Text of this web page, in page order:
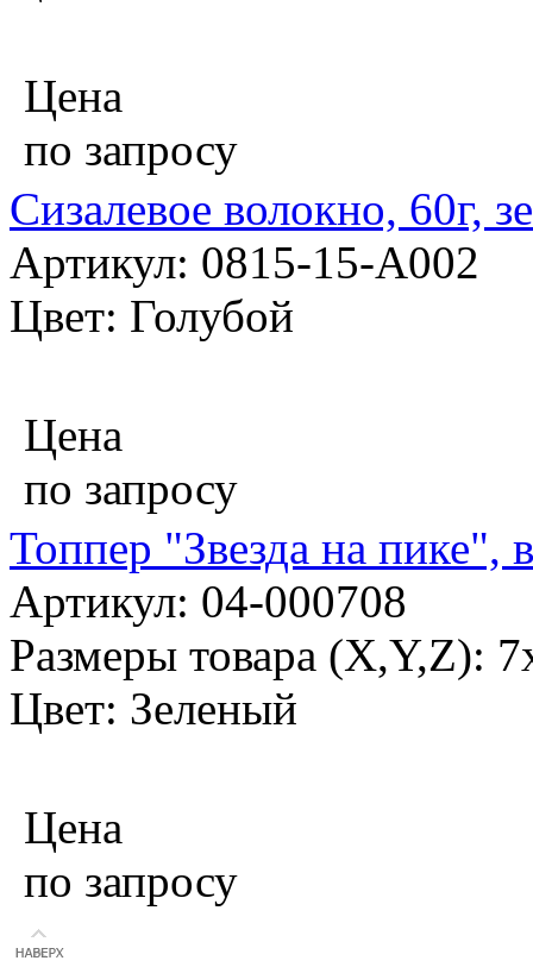
Цена
по запросу
Сизалевое волокно, 60г,
Артикул: 0815-15-А002
Цвет: Голубой
Цена
по запросу
Топпер "Звезда на пике",
Артикул: 04-000708
Размеры товара (X,Y,Z):
Цвет: Зеленый
Цена
по запросу